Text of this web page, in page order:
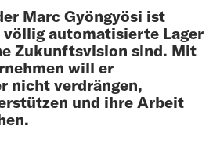
Marc Gyöngyösi ist
völlig automatisierte Lager
Zukunftsvision sind. Mit
will er
nicht verdrängen,
und ihre Arbeit